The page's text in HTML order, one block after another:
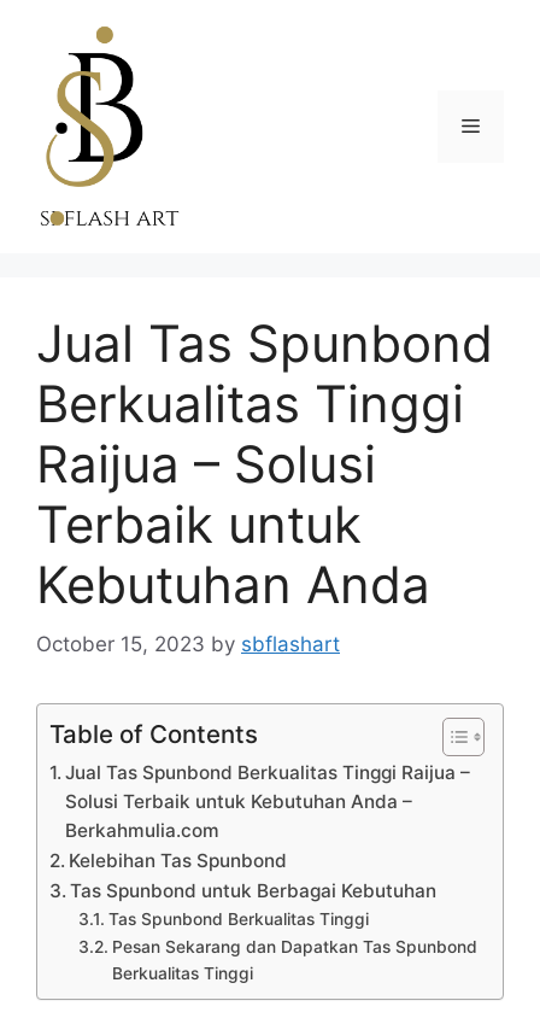
content
Menu
Jual Tas Spunbond
Berkualitas Tinggi
Raijua – Solusi
Terbaik untuk
Kebutuhan Anda
October 15, 2023 by sbflashart
Table of Contents
Jual Tas Spunbond Berkualitas Tinggi Raijua –
Solusi Terbaik untuk Kebutuhan Anda –
Berkahmulia.com
Kelebihan Tas Spunbond
Tas Spunbond untuk Berbagai Kebutuhan
Tas Spunbond Berkualitas Tinggi
Pesan Sekarang dan Dapatkan Tas Spunbond
Berkualitas Tinggi